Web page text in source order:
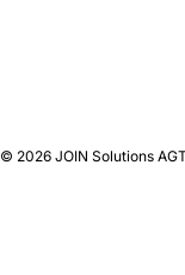
© 2026 JOIN Solutions AG